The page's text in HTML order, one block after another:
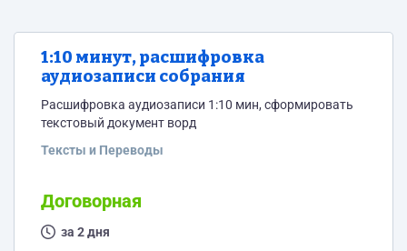
1:10 минут, расшифровка
аудиозаписи собрания
Расшифровка аудиозаписи 1:10 мин, сформировать
текстовый документ ворд
Тексты и Переводы
Договорная
за 2 дня